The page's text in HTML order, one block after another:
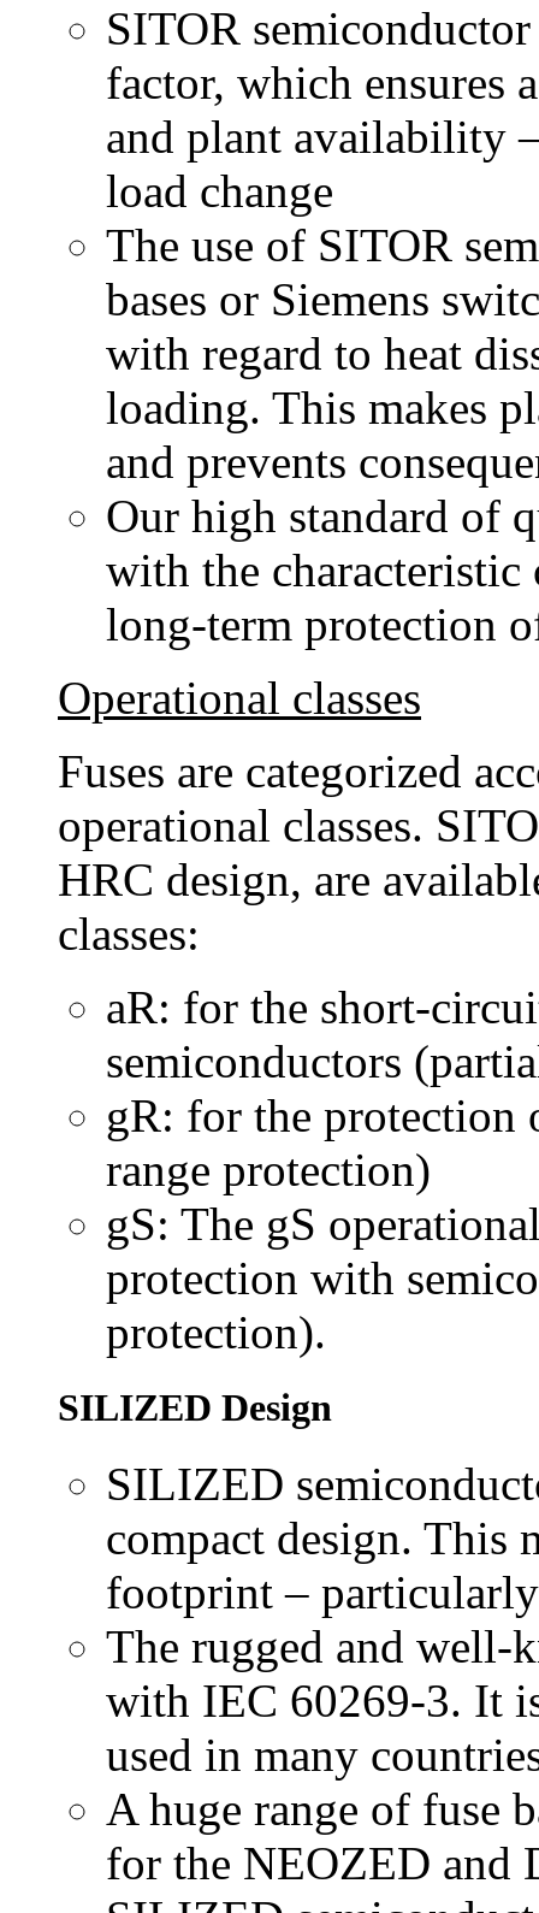
SITOR
factor, which ensures
and plant availability
load change
The use of SITOR
bases or Siemens
with regard to heat
loading. This makes
and prevents
Our high standard of
with the characteristic
long-term protection
Operational classes
Fuses are categorized
operational classes.
HRC design, are
classes:
aR: for the short-
semiconductors
gR: for the protection
range protection)
gS: The gS
protection with
protection).
SILIZED Design
SILIZED
compact design. This
footprint –
The rugged and well-
with IEC 60269-3. It
used in many
A huge range of fuse
for the NEOZED and